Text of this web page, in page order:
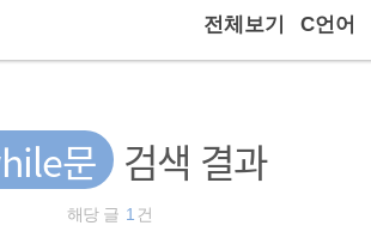
전체보기 C언어
문 검색 결과
해당 글 1 건